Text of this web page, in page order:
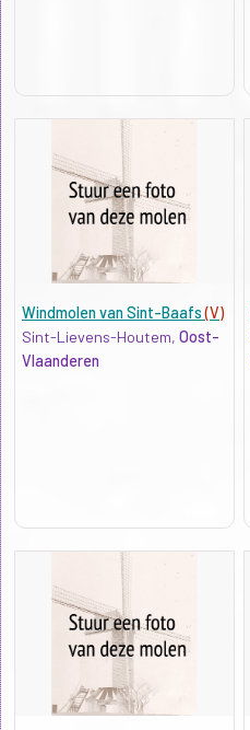
Windmolen van Sint-Baafs(V)
Sint-Lievens-Houtem, Oost-
Vlaanderen